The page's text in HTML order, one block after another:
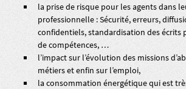
la prise de risque pour les agents dans
professionnelle : Sécurité, erreurs,
confidentiels, standardisation des écrits
de compétences, …
l’impact sur l’évolution des missions
métiers et enfin sur l’emploi,
la consommation énergétique qui est